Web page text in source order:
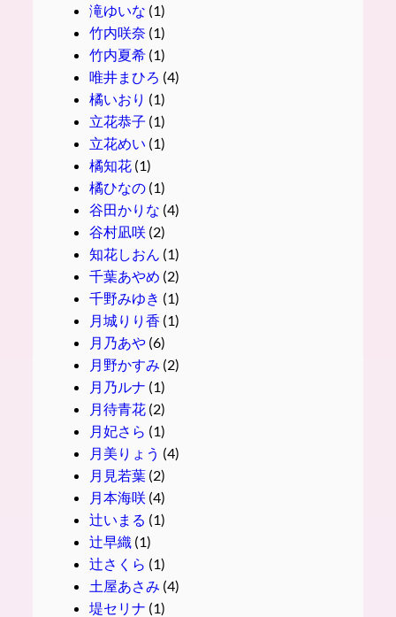
滝ゆいな (1)
竹内咲奈 (1)
竹内夏希(1)
唯井まひろ (4)
橘いおり (1)
立花恭子 (1)
立花めい (1)
橘知花(1)
橘ひなの(1)
谷田かりな (4)
谷村凪咲(2)
知花しおん (1)
千葉あやめ (2)
千野みゆき (1)
月城りり香 (1)
月乃あや(6)
月野かすみ (2)
月乃ルナ (1)
月待青花(2)
月妃さら (1)
月美りょう (4)
月見若葉(2)
月本海咲(4)
辻いまる (1)
辻早織(1)
辻さくら (1)
土屋あさみ (4)
堤セリナ (1)